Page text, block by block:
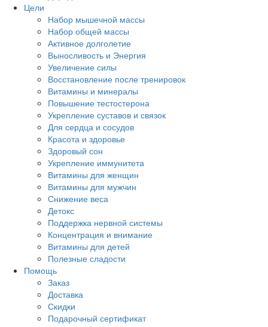
Цели
Набор мышечной массы
Набор общей массы
Активное долголетие
Выносливость и Энергия
Увеличение силы
Восстановление после тренировок
Витамины и минералы
Повышение тестостерона
Укрепление суставов и связок
Для сердца и сосудов
Красота и здоровье
Здоровый сон
Укрепление иммунитета
Витамины для женщин
Витамины для мужчин
Снижение веса
Детокс
Поддержка нервной системы
Концентрация и внимание
Витамины для детей
Полезные сладости
Помощь
Заказ
Доставка
Скидки
Подарочный сертификат